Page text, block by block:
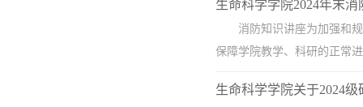
生命科学学院2024年末消
消防知识讲座为加强和
保障学院教学、科研的正常
生命科学学院关于2024